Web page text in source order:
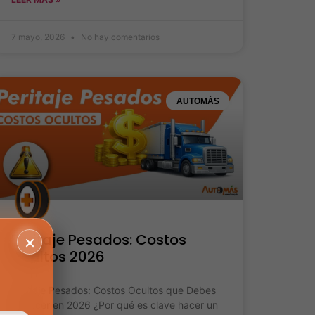
7 mayo, 2026 No hay comentarios
AUTOMÁS
Peritaje Pesados: Costos
Ocultos 2026
Peritaje Pesados: Costos Ocultos que Debes
Conocer en 2026 ¿Por qué es clave hacer un
×